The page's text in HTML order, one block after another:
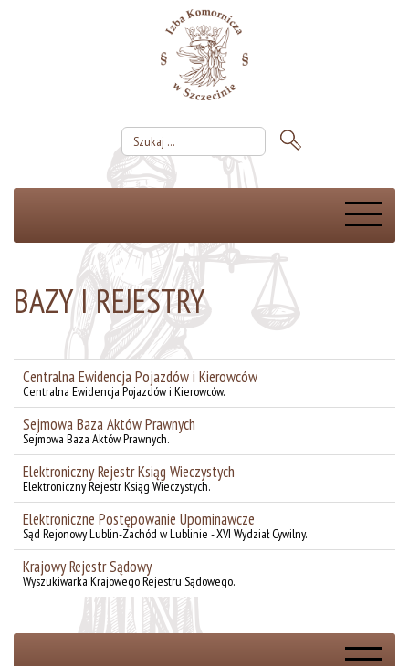
BAZY I REJESTRY
Centralna Ewidencja Pojazdów i Kierowców
Centralna Ewidencja Pojazdów i Kierowców.
Sejmowa Baza Aktów Prawnych
Sejmowa Baza Aktów Prawnych.
Elektroniczny Rejestr Ksiąg Wieczystych
Elektroniczny Rejestr Ksiąg Wieczystych.
Elektroniczne Postępowanie Upominawcze
Sąd Rejonowy Lublin-Zachód w Lublinie - XVI Wydział Cywilny.
Krajowy Rejestr Sądowy
Wyszukiwarka Krajowego Rejestru Sądowego.